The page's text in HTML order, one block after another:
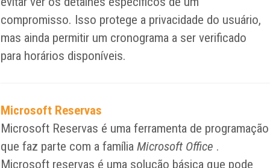
compromisso. Isso protege a privacidade do usuário,
mas ainda permitir um cronograma a ser verificado
para horários disponíveis.
Microsoft Reservas
Microsoft Reservas é uma ferramenta de programação
que faz parte com a famíliaMicrosoft Office .
Microsoft reservas é uma solução básica que pode